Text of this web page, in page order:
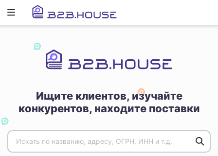
Развернуть
Ищите клиентов, изучайте
конкурентов, находите поставки